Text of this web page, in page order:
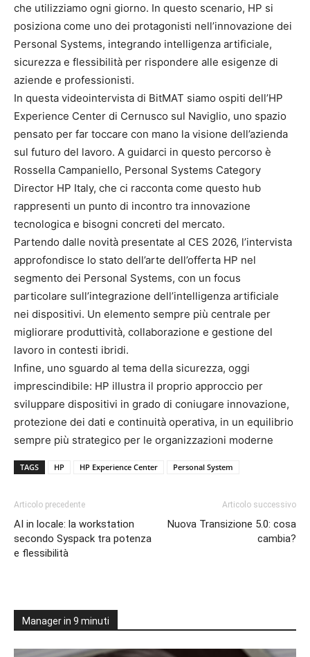
che utilizziamo ogni giorno. In questo scenario, HP si
posiziona come uno dei protagonisti nell’innovazione dei
Personal Systems, integrando intelligenza artificiale,
sicurezza e flessibilità per rispondere alle esigenze di
aziende e professionisti.
In questa videointervista di BitMAT siamo ospiti dell’HP
Experience Center di Cernusco sul Naviglio, uno spazio
pensato per far toccare con mano la visione dell’azienda
sul futuro del lavoro. A guidarci in questo percorso è
Rossella Campaniello, Personal Systems Category
Director HP Italy, che ci racconta come questo hub
rappresenti un punto di incontro tra innovazione
tecnologica e bisogni concreti del mercato.
Partendo dalle novità presentate al CES 2026, l’intervista
approfondisce lo stato dell’arte dell’offerta HP nel
segmento dei Personal Systems, con un focus
particolare sull’integrazione dell’intelligenza artificiale
nei dispositivi. Un elemento sempre più centrale per
migliorare produttività, collaborazione e gestione del
lavoro in contesti ibridi.
Infine, uno sguardo al tema della sicurezza, oggi
imprescindibile: HP illustra il proprio approccio per
sviluppare dispositivi in grado di coniugare innovazione,
protezione dei dati e continuità operativa, in un equilibrio
sempre più strategico per le organizzazioni moderne
TAGS HP HP Experience Center Personal System
Articolo precedente
AI in locale: la workstation
secondo Syspack tra potenza
e flessibilità
Articolo successivo
Nuova Transizione 5.0: cosa
cambia?
Manager in 9 minuti